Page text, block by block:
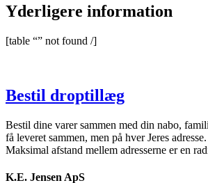
Yderligere information
[table “” not found /]
Bestil droptillæg
Bestil dine varer sammen med din nabo,
få leveret sammen, men på hver Jeres adresse.
Maksimal afstand mellem adresserne er en
K.E. Jensen ApS